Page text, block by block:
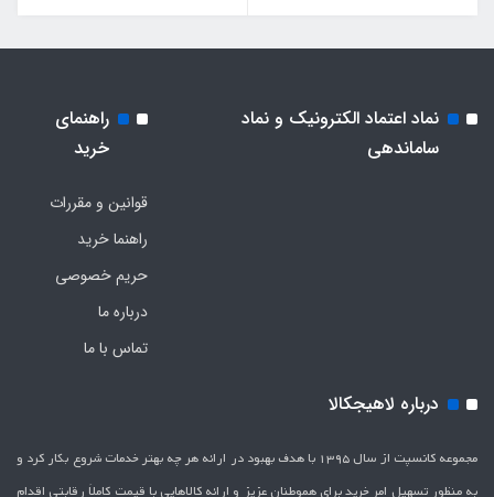
نماد اعتماد الکترونیک و نماد
ساماندهی
راهنمای
خرید
قوانین و مقررات
راهنما خرید
حریم خصوصی
درباره ما
تماس با ما
درباره لاهیجکالا
مجموعه کانسپت از سال 1395 با هدف بهبود در ارائه هر چه بهتر خدمات شروع بکار کرد و
به منظور تسهیل امر خرید برای هموطنان عزیز و ارائه کالاهایی با قیمت کاملاَ رقابتی اقدام